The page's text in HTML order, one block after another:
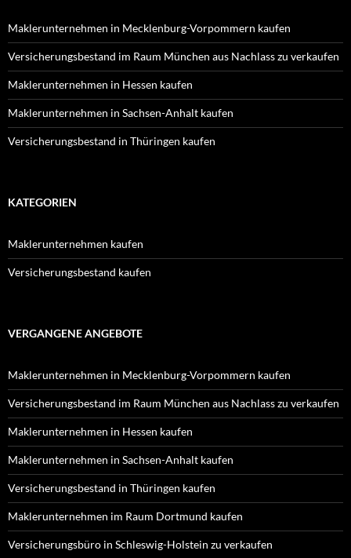
Maklerunternehmen in Mecklenburg-Vorpommern kaufen
Versicherungsbestand im Raum München aus Nachlass zu verkaufen
Maklerunternehmen in Hessen kaufen
Maklerunternehmen in Sachsen-Anhalt kaufen
Versicherungsbestand in Thüringen kaufen
KATEGORIEN
Maklerunternehmen kaufen
Versicherungsbestand kaufen
VERGANGENE ANGEBOTE
Maklerunternehmen in Mecklenburg-Vorpommern kaufen
Versicherungsbestand im Raum München aus Nachlass zu verkaufen
Maklerunternehmen in Hessen kaufen
Maklerunternehmen in Sachsen-Anhalt kaufen
Versicherungsbestand in Thüringen kaufen
Maklerunternehmen im Raum Dortmund kaufen
Versicherungsbüro in Schleswig-Holstein zu verkaufen